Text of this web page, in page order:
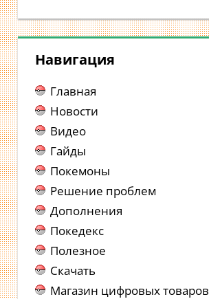
Навигация
Главная
Новости
Видео
Гайды
Покемоны
Решение проблем
Дополнения
Покедекс
Полезное
Скачать
Магазин цифровых товаров